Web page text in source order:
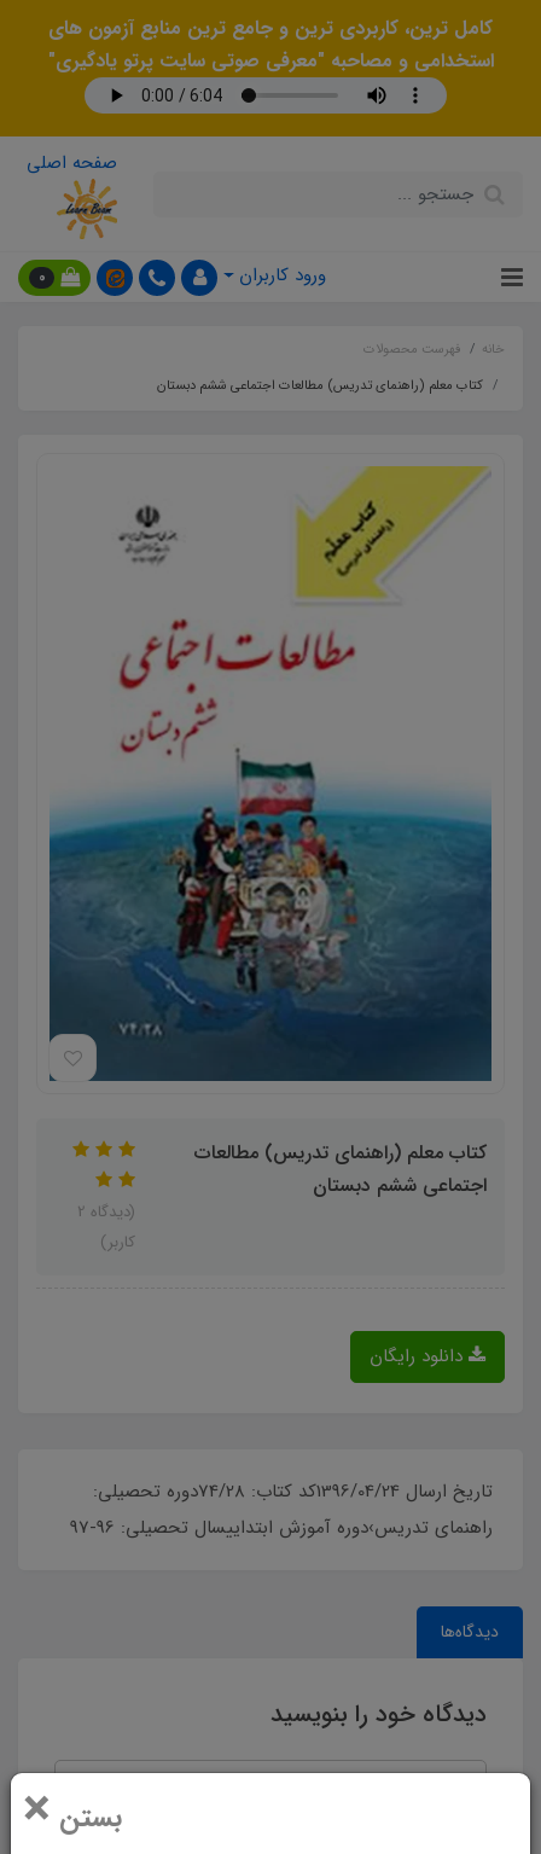
کامل ترین، کاربردی ترین و جامع ترین منابع آزمون های
استخدامی و مصاحبه "معرفی صوتی سایت پرتو یادگیری"
صفحه اصلی
ورود کاربران 0
بستن ×
خانه
فهرست محصولات
کتاب معلم (راهنمای تدریس) مطالعات اجتماعی ششم دبستان
کتاب معلم (راهنمای تدریس) مطالعات
اجتماعی ششم دبستان
(دیدگاه 2
کاربر)
دانلود رایگان
تاریخ ارسال 1396/04/24کد کتاب: 74/28دوره تحصیلی:
راهنمای تدریس›دوره آموزش ابتداییسال تحصیلی: 96-97
دیدگاه‌ها
دیدگاه خود را بنویسید